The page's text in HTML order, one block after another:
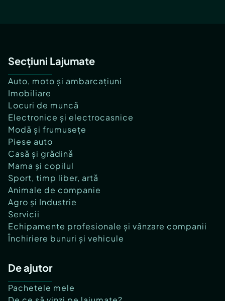
Secțiuni Lajumate
Auto, moto și ambarcațiuni
Imobiliare
Locuri de muncă
Electronice și electrocasnice
Modă și frumusețe
Piese auto
Casă și grădină
Mama și copilul
Sport, timp liber, artă
Animale de companie
Agro și Industrie
Servicii
Echipamente profesionale și vânzare companii
Închiriere bunuri și vehicule
De ajutor
Pachetele mele